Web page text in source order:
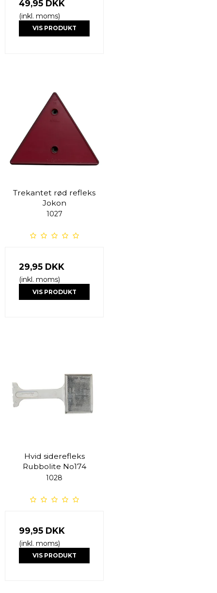
49,95 DKK
(inkl. moms)
VIS PRODUKT
Trekantet rød refleks
Jokon
1027
29,95 DKK
(inkl. moms)
VIS PRODUKT
Hvid siderefleks
Rubbolite No174
1028
99,95 DKK
(inkl. moms)
VIS PRODUKT